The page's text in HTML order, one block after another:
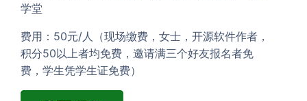
学堂
费用：50元/人（现场缴费，女士，开源软件作者，
积分50以上者均免费，邀请满三个好友报名者免
费，学生凭学生证免费）